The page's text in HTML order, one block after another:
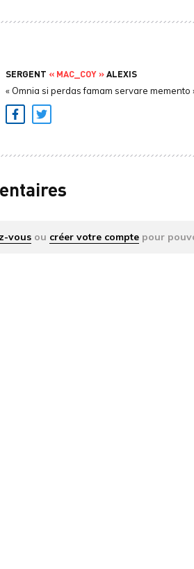
SERGENT « MAC_COY »ALEXIS
« Omnia si perdas famam servare memento
Facebook
Twitter
vous ou créer votre compte pour